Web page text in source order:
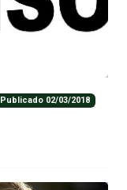
Publicado 02/03/2018